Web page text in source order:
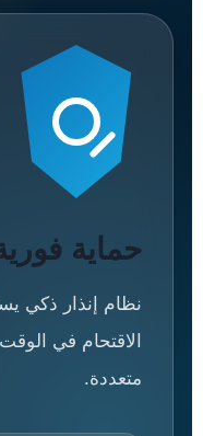
حماية
نظام إنذار ذكي
الاقتحام في
متعددة.